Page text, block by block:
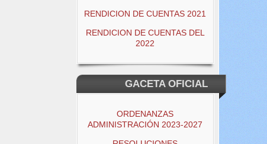
RENDICION DE CUENTAS 2021
RENDICION DE CUENTAS DEL
2022
GACETA OFICIAL
ORDENANZAS
ADMINISTRACIÓN 2023-2027